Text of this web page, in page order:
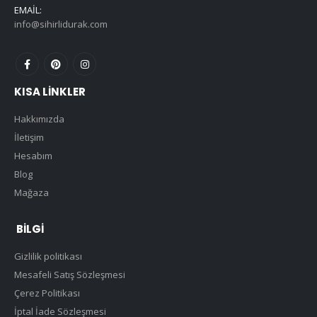
EMAIL:
info@sihirlidurak.com
KISA LINKLER
Hakkımızda
İletişim
Hesabım
Blog
Mağaza
BILGI
Gizlilik politikası
Mesafeli Satış Sözleşmesi
Çerez Politikası
İptal İade Sözleşmesi